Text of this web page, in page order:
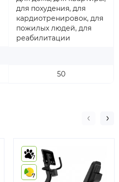
для похудения, для
кардиотренировок, для
пожилых людей, для
реабилитации
50
7
7